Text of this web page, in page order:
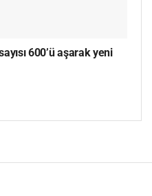
600’ü aşarak yeni